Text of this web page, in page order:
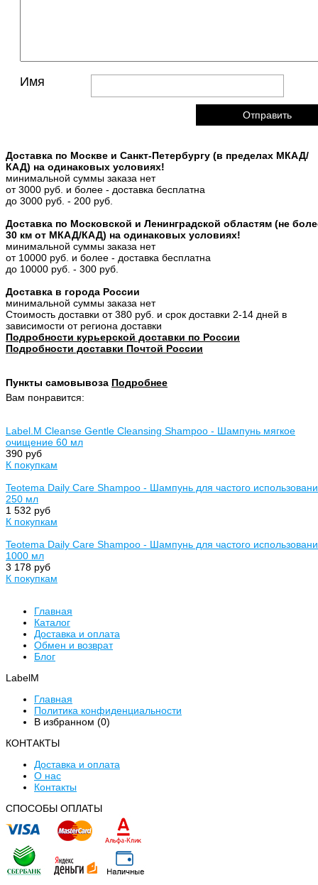
Имя
Доставка по Москве и Санкт-Петербургу (в пределах МКАД/
КАД) на одинаковых условиях!
минимальной суммы заказа нет
от 3000 руб. и более - доставка бесплатна
до 3000 руб. - 200 руб.
Доставка по Московской и Ленинградской областям (не
30 км от МКАД/КАД) на одинаковых условиях!
минимальной суммы заказа нет
от 10000 руб. и более - доставка бесплатна
до 10000 руб. - 300 руб.
Доставка в города России
минимальной суммы заказа нет
Стоимость доставки от 380 руб. и срок доставки 2-14 дней в
зависимости от региона доставки
Подробности курьерской доставки по России
Подробности доставки Почтой России
Пункты самовывоза Подробнее
Вам понравится:
Label.M Cleanse Gentle Cleansing Shampoo - Шампунь мягкое
очищение 60 мл
390 руб
К покупкам
Teotema Daily Care Shampoo - Шампунь для частого
250 мл
1 532 руб
К покупкам
Teotema Daily Care Shampoo - Шампунь для частого
1000 мл
3 178 руб
К покупкам
Главная
Каталог
Доставка и оплата
Обмен и возврат
Блог
LabelM
Главная
Политика конфиденциальности
В избранном (0)
КОНТАКТЫ
Доставка и оплата
О нас
Контакты
CПОСОБЫ ОПЛАТЫ